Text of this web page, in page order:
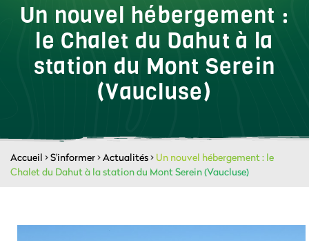
Un nouvel hébergement :
le Chalet du Dahut à la
station du Mont Serein
(Vaucluse)
Accueil >S'informer>Actualités> Un nouvel hébergement : le
Chalet du Dahut à la station du Mont Serein (Vaucluse)